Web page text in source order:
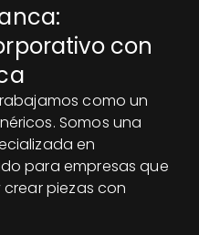
con
como un
Somos una
en
para empresas que
piezas con